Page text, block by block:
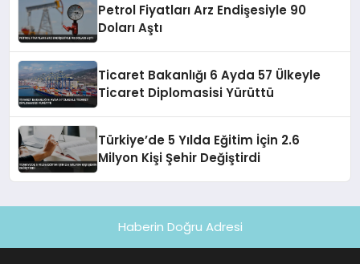
Petrol Fiyatları Arz Endişesiyle 90
Doları Aştı
Ticaret Bakanlığı 6 Ayda 57 Ülkeyle
Ticaret Diplomasisi Yürüttü
Türkiye’de 5 Yılda Eğitim İçin 2.6
Milyon Kişi Şehir Değiştirdi
Haberin Doğru Adresi